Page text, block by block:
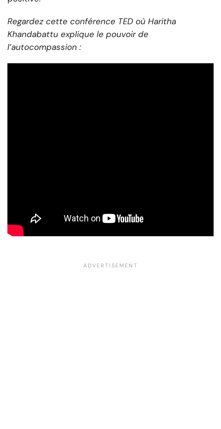
Regardez cette conférence TED où Haritha
Khandabattu explique le pouvoir de
l’autocompassion :